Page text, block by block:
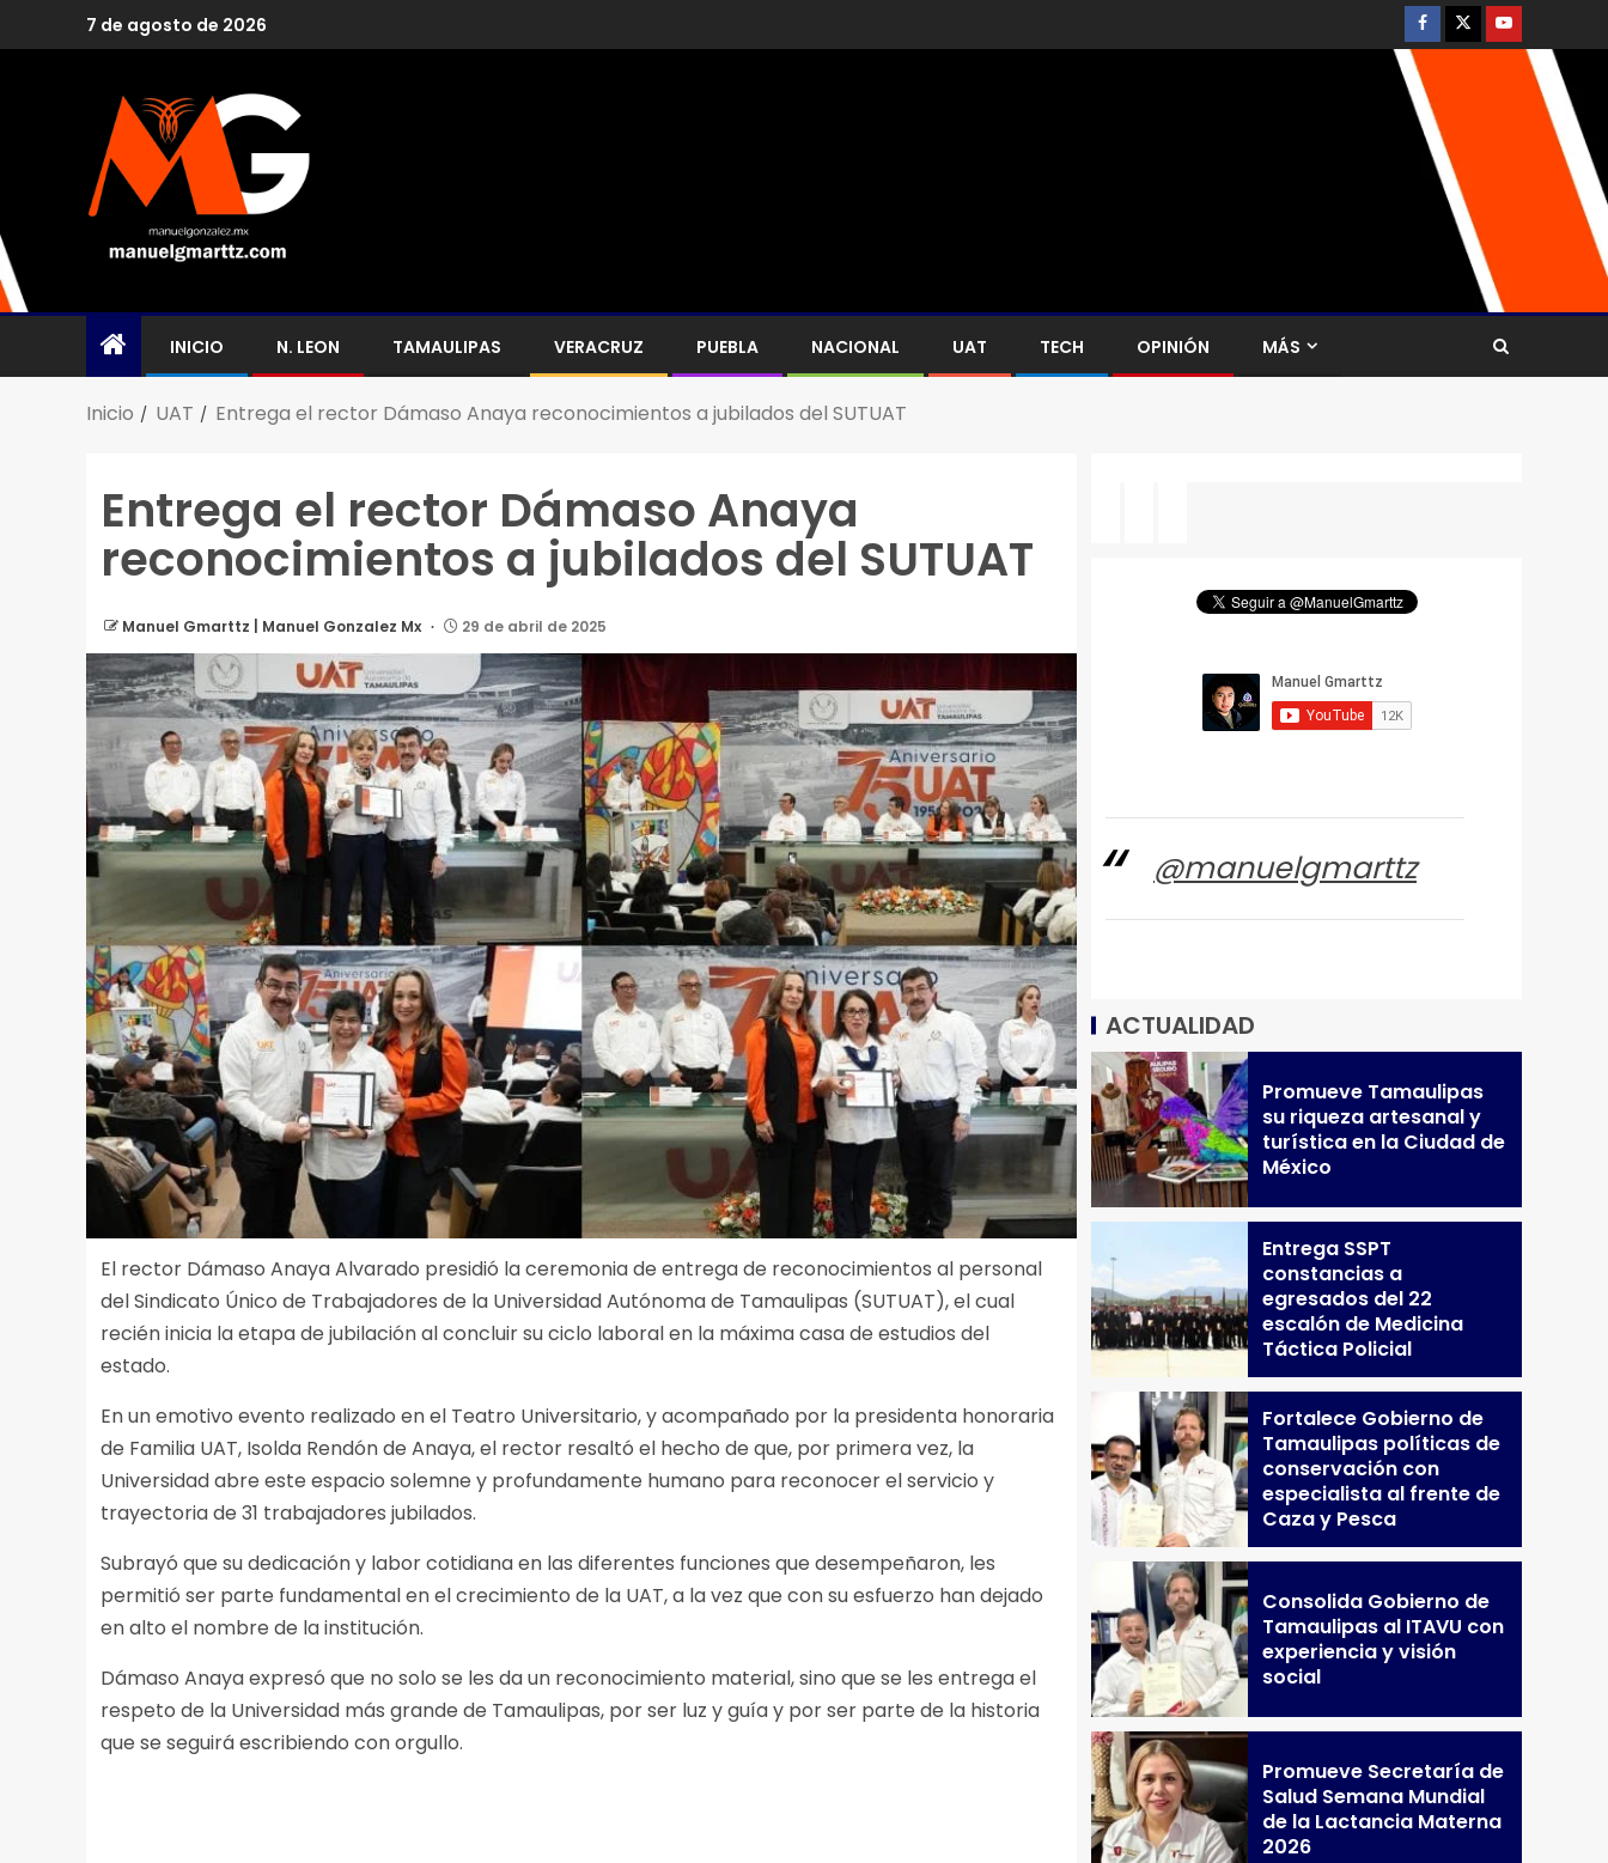
7 de agosto de 2026
INICIO N. LEON TAMAULIPAS VERACRUZ PUEBLA NACIONAL UAT TECH OPINIÓN MÁS
Inicio UAT Entrega el rector Dámaso Anaya reconocimientos a jubilados del SUTUAT
Entrega el rector Dámaso Anaya
reconocimientos a jubilados del SUTUAT
Manuel Gmarttz | Manuel Gonzalez Mx 29 de abril de 2025
El rector Dámaso Anaya Alvarado presidió la ceremonia de entrega de reconocimientos al personal
del Sindicato Único de Trabajadores de la Universidad Autónoma de Tamaulipas (SUTUAT), el cual
recién inicia la etapa de jubilación al concluir su ciclo laboral en la máxima casa de estudios del
estado.
En un emotivo evento realizado en el Teatro Universitario, y acompañado por la presidenta honoraria
de Familia UAT, Isolda Rendón de Anaya, el rector resaltó el hecho de que, por primera vez, la
Universidad abre este espacio solemne y profundamente humano para reconocer el servicio y
trayectoria de 31 trabajadores jubilados.
Subrayó que su dedicación y labor cotidiana en las diferentes funciones que desempeñaron, les
permitió ser parte fundamental en el crecimiento de la UAT, a la vez que con su esfuerzo han dejado
en alto el nombre de la institución.
Dámaso Anaya expresó que no solo se les da un reconocimiento material, sino que se les entrega el
respeto de la Universidad más grande de Tamaulipas, por ser luz y guía y por ser parte de la historia
que se seguirá escribiendo con orgullo.
@manuelgmarttz
ACTUALIDAD
Promueve Tamaulipas
su riqueza artesanal y
turística en la Ciudad de
México
Entrega SSPT
constancias a
egresados del 22
escalón de Medicina
Táctica Policial
Fortalece Gobierno de
Tamaulipas políticas de
conservación con
especialista al frente de
Caza y Pesca
Consolida Gobierno de
Tamaulipas al ITAVU con
experiencia y visión
social
Promueve Secretaría de
Salud Semana Mundial
de la Lactancia Materna
2026